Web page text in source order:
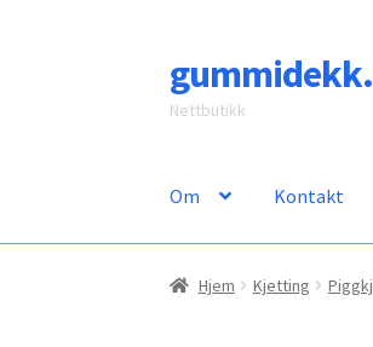
Hopp
til
navigasjon
Hopp
til
innhold
Nettbutikk
Om Kontakt
Hjem Kjetting